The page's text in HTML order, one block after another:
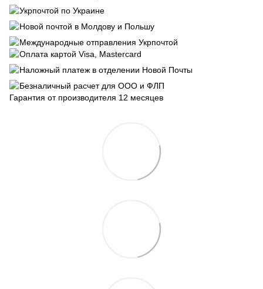
Укрпочтой по Украине
Новой почтой в Молдову и Польшу
Международные отправления Укрпочтой
Оплата картой Visa, Mastercard
Наложный платеж в отделении Новой Почты
Безналичный расчет для ООО и ФЛП
Гарантия от производителя 12 месяцев